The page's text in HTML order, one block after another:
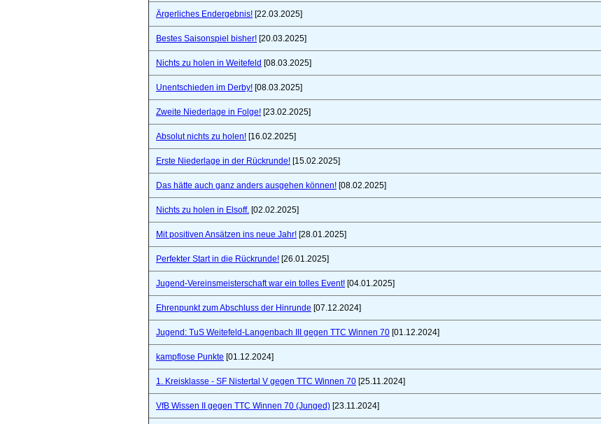
Ärgerliches Endergebnis! [22.03.2025]
Bestes Saisonspiel bisher! [20.03.2025]
Nichts zu holen in Weitefeld [08.03.2025]
Unentschieden im Derby! [08.03.2025]
Zweite Niederlage in Folge! [23.02.2025]
Absolut nichts zu holen! [16.02.2025]
Erste Niederlage in der Rückrunde! [15.02.2025]
Das hätte auch ganz anders ausgehen können! [08.02.2025]
Nichts zu holen in Elsoff. [02.02.2025]
Mit positiven Ansätzen ins neue Jahr! [28.01.2025]
Perfekter Start in die Rückrunde! [26.01.2025]
Jugend-Vereinsmeisterschaft war ein tolles Event! [04.01.2025]
Ehrenpunkt zum Abschluss der Hinrunde [07.12.2024]
Jugend: TuS Weitefeld-Langenbach III gegen TTC Winnen 70 [01.12.2024]
kampflose Punkte [01.12.2024]
1. Kreisklasse - SF Nistertal V gegen TTC Winnen 70 [25.11.2024]
VfB Wissen II gegen TTC Winnen 70 (Junged) [23.11.2024]